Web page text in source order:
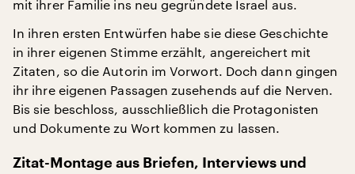
mit ihrer Familie ins neu gegründete Israel aus.
In ihren ersten Entwürfen habe sie diese Geschichte
in ihrer eigenen Stimme erzählt, angereichert mit
Zitaten, so die Autorin im Vorwort. Doch dann gingen
ihr ihre eigenen Passagen zusehends auf die Nerven.
Bis sie beschloss, ausschließlich die Protagonisten
und Dokumente zu Wort kommen zu lassen.
Zitat-Montage aus Briefen, Interviews und